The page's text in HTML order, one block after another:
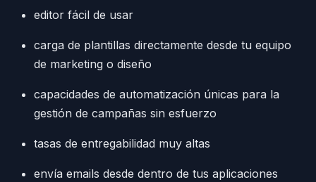
editor fácil de usar
carga de plantillas directamente desde tu equipo
de marketing o diseño
capacidades de automatización únicas para la
gestión de campañas sin esfuerzo
tasas de entregabilidad muy altas
envía emails desde dentro de tus aplicaciones